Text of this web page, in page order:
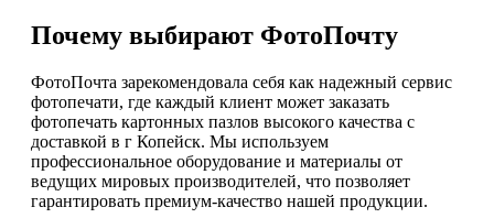
Почему выбирают ФотоПочту
ФотоПочта зарекомендовала себя как надежный сервис
фотопечати, где каждый клиент может заказать
фотопечать картонных пазлов высокого качества с
доставкой в г Копейск. Мы используем
профессиональное оборудование и материалы от
ведущих мировых производителей, что позволяет
гарантировать премиум-качество нашей продукции.